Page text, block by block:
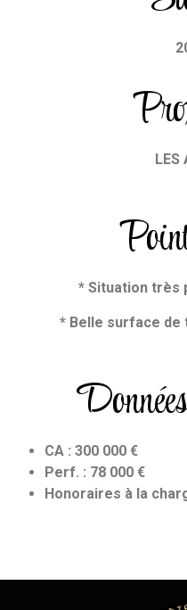
LES
* Situation très
* Belle surface de
CA : 300 000 €
Perf. : 78 000 €
Honoraires à la